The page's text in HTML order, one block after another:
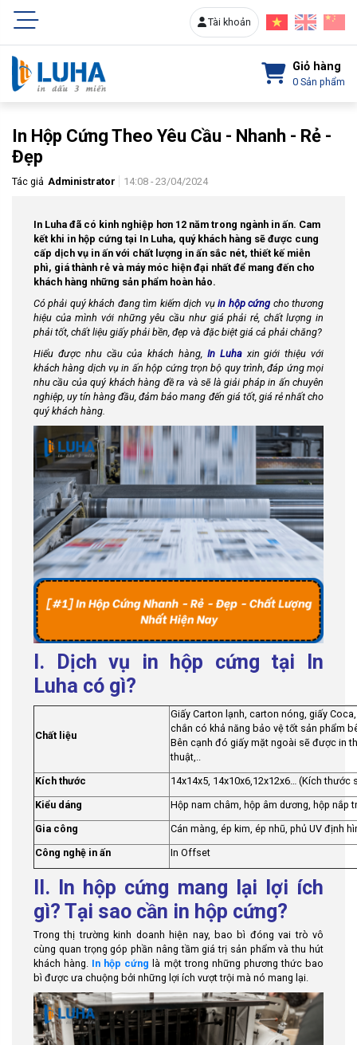
Tài khoản
Giỏ hàng
0 Sản phẩm
In Hộp Cứng Theo Yêu Cầu - Nhanh - Rẻ -
Đẹp
Tác giả Administrator 14:08 - 23/04/2024
In Luha đã có kinh nghiệp hơn 12 năm trong ngành in ấn. Cam
kết khi in hộp cứng tại In Luha, quý khách hàng sẽ được cung
cấp dịch vụ in ấn với chất lượng in ấn sắc nét, thiết kế miễn
phì, giá thành rẻ và máy móc hiện đại nhất để mang đến cho
khách hàng những sản phẩm hoàn hảo.
Có phải quý khách đang tìm kiếm dịch vụin hộp cứng cho thương
hiệu của mình với những yêu cầu như giá phải rẻ, chất lượng in
phải tốt, chất liệu giấy phải bền, đẹp và đặc biệt giá cả phải chăng?
Hiểu được nhu cầu của khách hàng, In Luhaxin giới thiệu với
khách hàng dịch vụ in ấn hộp cứng trọn bộ quy trình, đáp ứng mọi
nhu cầu của quý khách hàng đề ra và sẽ là giải pháp in ấn chuyên
nghiệp, uy tín hàng đầu, đảm bảo mang đến giá tốt, giá rẻ nhất cho
quý khách hàng.
I. Dịch vụ in hộp cứng tại In
Luha có gì?
Chất liệu
Giấy Carton lạnh, carton nóng, giấy
chắn có khả năng bảo vệ tốt sản phẩm
Bên cạnh đó giấy mặt ngoài sẽ được in
thuật,..
Kích thước
14x14x5, 14x10x6,12x12x6… (Kích
Kiểu dáng
Hộp nam châm, hộp âm dương, hộp nắp
Gia công
Cán màng, ép kim, ép nhũ, phủ UV định
Công nghệ in ấn
In Offset
II. In hộp cứng mang lại lợi ích
gì? Tại sao cần in hộp cứng?
Trong thị trường kinh doanh hiện nay, bao bì đóng vai trò vô
cùng quan trọng góp phần nâng tầm giá trị sản phẩm và thu hút
khách hàng. In hộp cứng là một trong những phương thức bao
bì được ưa chuộng bởi những lợi ích vượt trội mà nó mang lại.